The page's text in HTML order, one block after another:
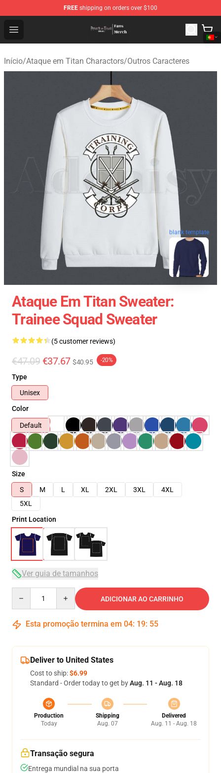
FREE shipping on orders over $100
Open menu
Attack On Titan Store - Official Attack On Titan
Início/Ataque em Titan Charactors/Outros Caracteres
blank template
Ataque Em Titan Sweater:
Trainee Squad Sweater
(5 customer reviews)
€47.09 €37.67 $40.95 -20%
Type
Unisex
Color
Default
Size
S
M L XL 2XL 3XL
4XL
5XL
Print Location
Ver guia de tamanhos
ADICIONAR AO CARRINHO
Esta promoção termina em 04: 19: 54
Deliver to United States
Cost to ship:$6.99
Standard - Order today to get byAug. 11 - Aug. 18
Production
Today
Shipping
Aug. 07
Delivered
Aug. 11 - Aug. 18
Transação segura
Entrega mundial na sua porta